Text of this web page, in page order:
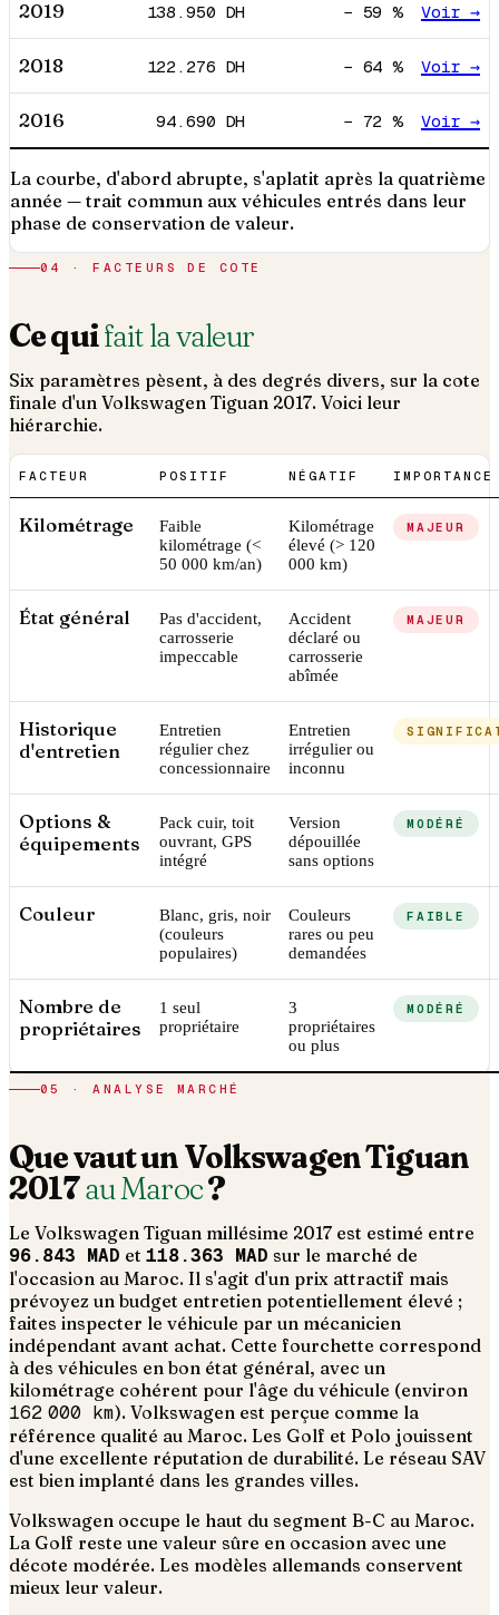
2019 138.950 DH − 59 % Voir →
2018 122.276 DH − 64 % Voir →
2016 94.690 DH − 72 % Voir →
La courbe, d'abord abrupte, s'aplatit après la quatrième
année — trait commun aux véhicules entrés dans leur
phase de conservation de valeur.
04 · FACTEURS DE COTE
Ce quifait la valeur
Six paramètres pèsent, à des degrés divers, sur la cote
finale d'un Volkswagen Tiguan 2017. Voici leur
hiérarchie.
FACTEUR POSITIF NÉGATIF IMPORTANCE
Kilométrage
Faible
kilométrage (<
50 000 km/an)
Kilométrage
élevé (> 120
000 km)
MAJEUR
État général
Pas d'accident,
carrosserie
impeccable
Accident
déclaré ou
carrosserie
abîmée
MAJEUR
Historique
d'entretien
Entretien
régulier chez
concessionnaire
Entretien
irrégulier ou
inconnu
Options &
équipements
Pack cuir, toit
ouvrant, GPS
intégré
Version
dépouillée
sans options
MODÉRÉ
Couleur
Blanc, gris, noir
(couleurs
populaires)
Couleurs
rares ou peu
demandées
FAIBLE
Nombre de
propriétaires
1 seul
propriétaire
3
propriétaires
ou plus
MODÉRÉ
05 · ANALYSE MARCHÉ
Que vaut unVolkswagenTiguan
2017au Maroc?
Le Volkswagen Tiguan millésime 2017 est estimé entre
96.843 MAD et 118.363 MAD sur le marché de
l'occasion au Maroc. Il s'agit d'un prix attractif mais
prévoyez un budget entretien potentiellement élevé ;
faites inspecter le véhicule par un mécanicien
indépendant avant achat. Cette fourchette correspond
à des véhicules en bon état général, avec un
kilométrage cohérent pour l'âge du véhicule (environ
162 000 km). Volkswagen est perçue comme la
référence qualité au Maroc. Les Golf et Polo jouissent
d'une excellente réputation de durabilité. Le réseau SAV
est bien implanté dans les grandes villes.
Volkswagen occupe le haut du segment B-C au Maroc.
La Golf reste une valeur sûre en occasion avec une
décote modérée. Les modèles allemands conservent
mieux leur valeur.